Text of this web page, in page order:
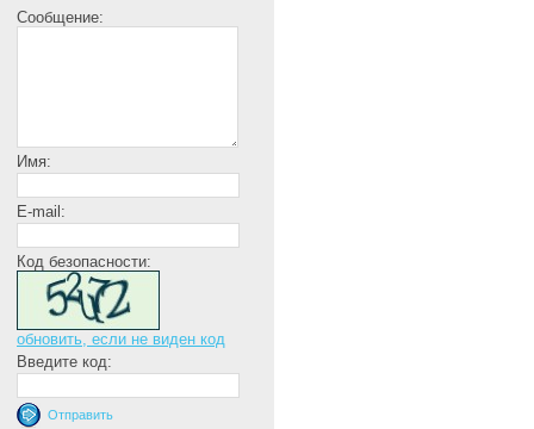
Сообщение:
Имя:
E-mail:
Код безопасности:
обновить, если не виден код
Введите код: